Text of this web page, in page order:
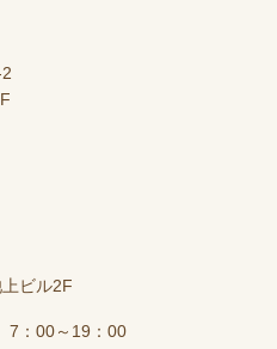
ビル2F
7：00～19：00